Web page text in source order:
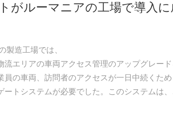
がルーマニアの工場で導入に
製造工場では、
エリアの車両アクセス管理のアップグレード
員の車両、訪問者のアクセスが一日中続くため
トシステムが必要でした。このシステムは、
る必要があります。 評価の結果、